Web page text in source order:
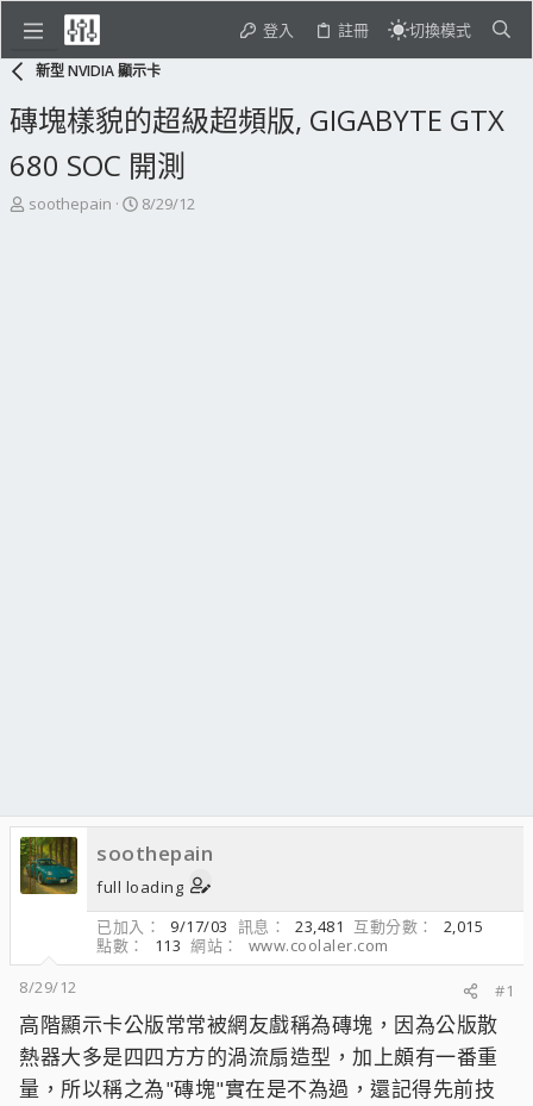
登入 註冊 切換模式
新型 NVIDIA 顯示卡
磚塊樣貌的超級超頻版, GIGABYTE GTX
680 SOC 開測
主
soothepain
開
8/29/12
soothepain
full loading
已加入
9/17/03 訊息 23,481 互動分數
2,015
點數
113 網站
www.coolaler.com
8/29/12
#1
高階顯示卡公版常常被網友戲稱為磚塊，因為公版散
熱器大多是四四方方的渦流扇造型，加上頗有一番重
量，所以稱之為"磚塊"實在是不為過，還記得先前技